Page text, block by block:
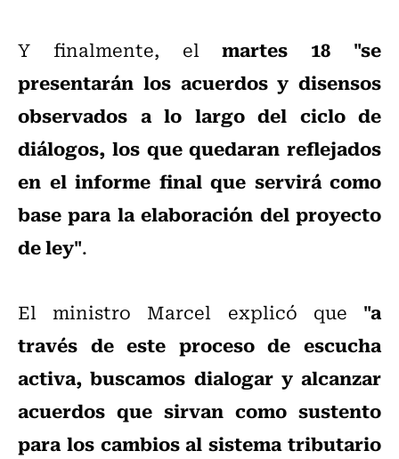
Y finalmente, elmartes 18
"se
presentarán los acuerdos y disensos
observados a lo largo del ciclo de
diálogos, los que quedaran reflejados
en el informe final que servirá como
base para la elaboración del proyecto
de ley".
El ministro Marcel explicó que "a
través de este proceso de escucha
activa, buscamos dialogar y alcanzar
acuerdos que sirvan como sustento
para los cambios al sistema tributario